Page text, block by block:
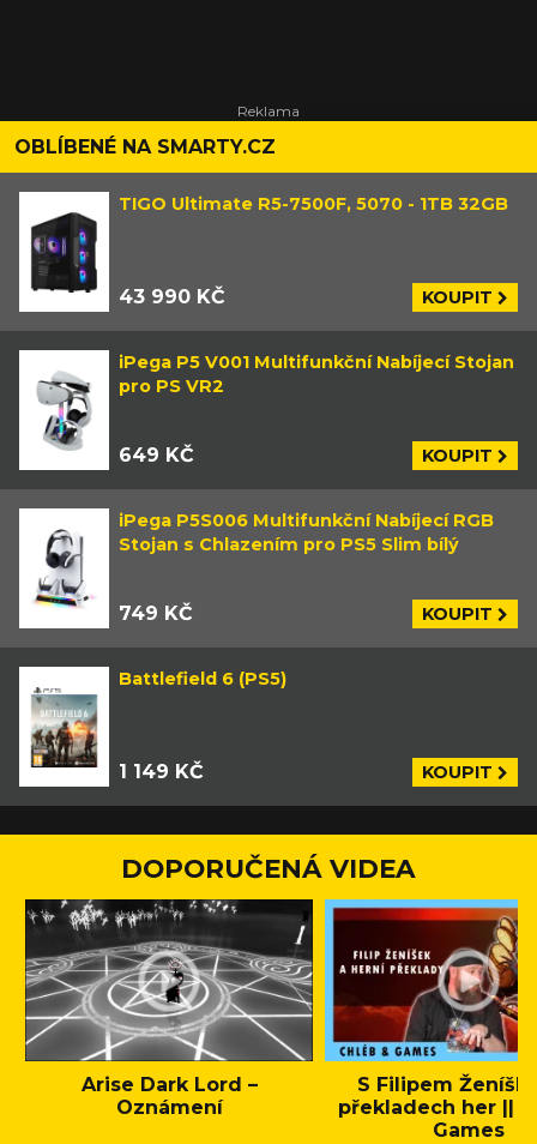
OBLÍBENÉ NA SMARTY.CZ
TIGO Ultimate R5-7500F, 5070 - 1TB 32GB
43 990 KČ KOUPIT
iPega P5 V001 Multifunkční Nabíjecí Stojan
pro PS VR2
649 KČ KOUPIT
iPega P5S006 Multifunkční Nabíjecí RGB
Stojan s Chlazením pro PS5 Slim bílý
749 KČ KOUPIT
Battlefield 6 (PS5)
1 149 KČ KOUPIT
DOPORUČENÁ VIDEA
Arise Dark Lord –
Oznámení
S Filipem
překladech her ||
Games